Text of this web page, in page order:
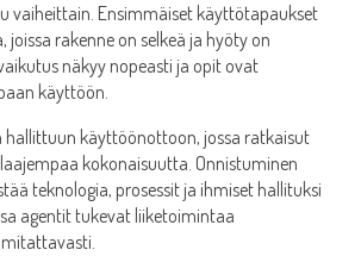
vaiheittain. Ensimmäiset käyttötapaukset
joissa rakenne on selkeä ja hyöty on
näkyy nopeasti ja opit ovat
käyttöön.
hallittuun käyttöönottoon, jossa ratkaisut
kokonaisuutta. Onnistuminen
teknologia, prosessit ja ihmiset hallituksi
agentit tukevat liiketoimintaa